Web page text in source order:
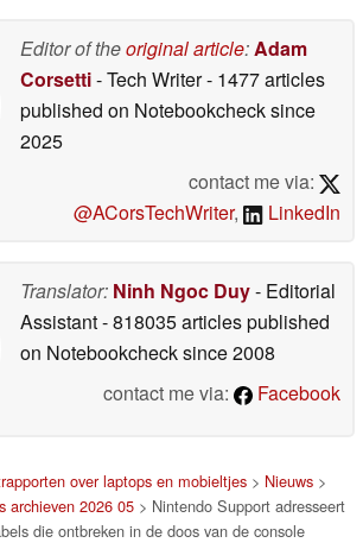
Editor of theoriginal article:Adam
Corsetti- Tech Writer- 1477 articles
published on Notebookchecksince
2025
contact me via:
@ACorsTechWriter, LinkedIn
Translator: Ninh Ngoc Duy- Editorial
Assistant- 818035 articles published
on Notebookchecksince 2008
contact me via:
Facebook
over laptops en mobieltjes> Nieuws>
archieven 2026 05> Nintendo Support adresseert
die ontbreken in de doos van de console